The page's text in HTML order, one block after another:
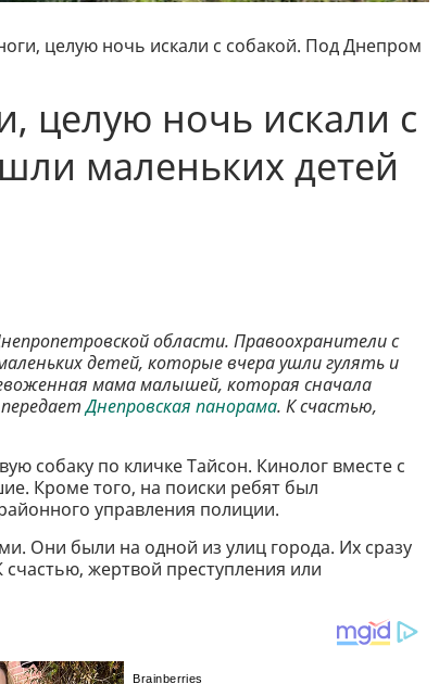
целую ночь искали с собакой. Под Днепром
целую ночь искали с
маленьких детей
области. Правоохранители с
детей, которые вчера ушли гулять и
мама малышей, которая сначала
передаетДнепровская панорама. К счастью,
собаку по кличке Тайсон. Кинолог вместе с
Кроме того, на поиски ребят был
управления полиции.
Они были на одной из улиц города. Их сразу
жертвой преступления или